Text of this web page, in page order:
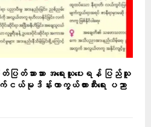
သားသား အရေးယူပေးရန် ပြည်သူ
က်ငယ်မုဒိန်းကာကွယ်တားဆီးရေး ပညာ